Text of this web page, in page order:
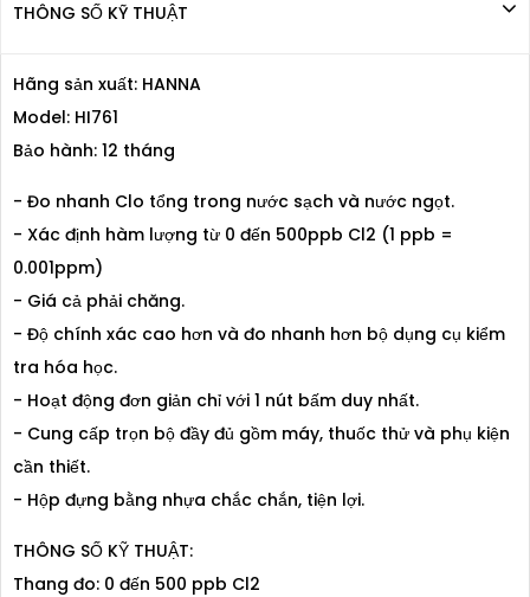
THÔNG SỐ KỸ THUẬT
Hãng sản xuất: HANNA
Model: HI761
Bảo hành: 12 tháng
- Đo nhanh Clo tổng trong nước sạch và nước ngọt.
- Xác định hàm lượng từ 0 đến 500ppb Cl2 (1 ppb =
0.001ppm)
- Giá cả phải chăng.
- Độ chính xác cao hơn và đo nhanh hơn bộ dụng cụ kiểm
tra hóa học.
- Hoạt động đơn giản chỉ với 1 nút bấm duy nhất.
- Cung cấp trọn bộ đầy đủ gồm máy, thuốc thử và phụ kiện
cần thiết.
- Hộp đựng bằng nhựa chắc chắn, tiện lợi.
THÔNG SỐ KỸ THUẬT:
Thang đo: 0 đến 500 ppb Cl2